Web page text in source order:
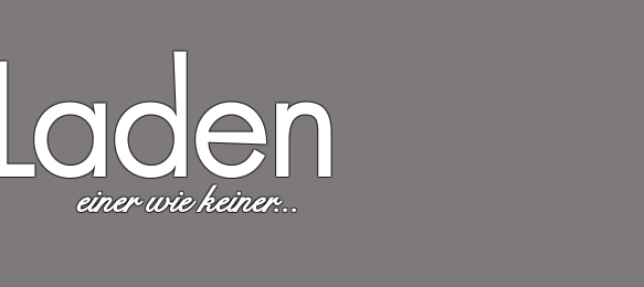
einer wie keiner...